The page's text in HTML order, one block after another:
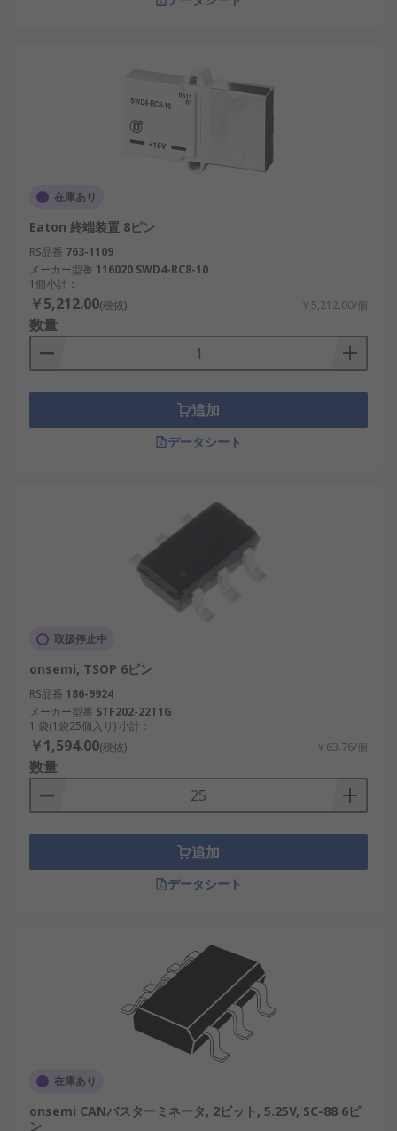
在庫あり
Eaton 終端装置 8ピン
RS品番 763-1109
メーカー型番 116020 SWD4-RC8-10
1個小計：
￥5,212.00(税抜) ￥5,212.00/個
数量
追加
データシート
取扱停止中
onsemi, TSOP 6ピン
RS品番 186-9924
メーカー型番 STF202-22T1G
1 袋(1袋25個入り) 小計：
￥1,594.00(税抜) ￥63.76/個
数量
追加
データシート
在庫あり
onsemi CANバスターミネータ, 2ビット, 5.25V, SC-88 6ピ
ン